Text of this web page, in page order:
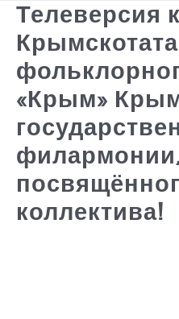
Телеверсия
«Крым»
коллектива!